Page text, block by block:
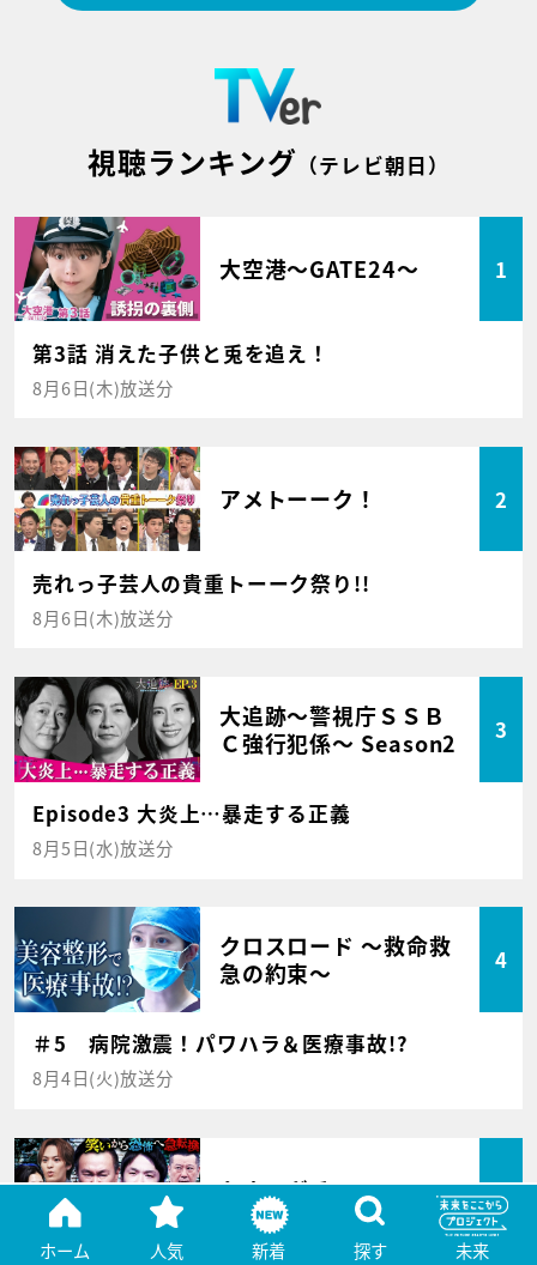
視聴ランキング （テレビ朝日）
大空港～GATE24～ 1
第3話 消えた子供と兎を追え！
8月6日(木)放送分
アメトーーク！ 2
売れっ子芸人の貴重トーーク祭り!!
8月6日(木)放送分
大追跡～警視庁ＳＳＢ
Ｃ強行犯係～ Season2
3
Episode3 大炎上…暴走する正義
8月5日(水)放送分
クロスロード ～救命救
急の約束～
4
＃5 病院激震！パワハラ＆医療事故!?
8月4日(火)放送分
かまいガチ 5
ホーム 人気 新着 探す 未来